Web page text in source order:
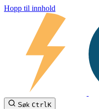
Hopp til innhold
Søk CtrlK